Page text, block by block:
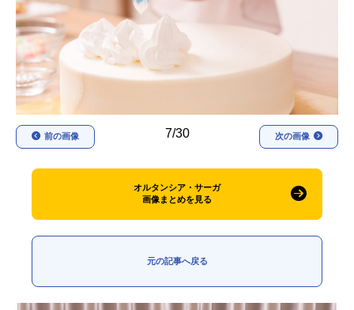
アニメ映画一覧
今期アニメ曜日別一覧
春アニメ 夏アニメ
秋アニメ 冬アニメ
男性声優/女性声優一覧
FOLLOW US
7/30
前の画像 次の画像
オルタンシア・サーガ
画像まとめを見る
元の記事へ戻る